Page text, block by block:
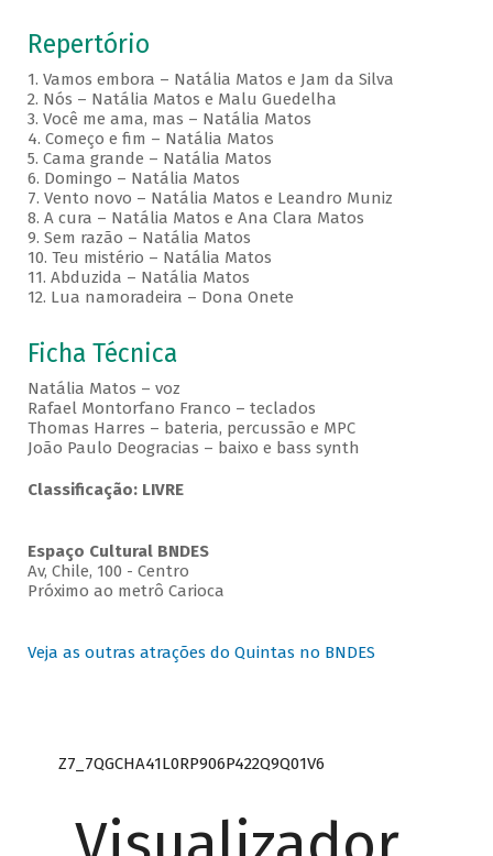
Repertório
1. Vamos embora – Natália Matos e Jam da Silva
2. Nós – Natália Matos e Malu Guedelha
3. Você me ama, mas – Natália Matos
4. Começo e fim – Natália Matos
5. Cama grande – Natália Matos
6. Domingo – Natália Matos
7. Vento novo – Natália Matos e Leandro Muniz
8. A cura – Natália Matos e Ana Clara Matos
9. Sem razão – Natália Matos
10. Teu mistério – Natália Matos
11. Abduzida – Natália Matos
12. Lua namoradeira – Dona Onete
Ficha Técnica
Natália Matos – voz
Rafael Montorfano Franco – teclados
Thomas Harres – bateria, percussão e MPC
João Paulo Deogracias – baixo e bass synth
Classificação: LIVRE
Espaço Cultural BNDES
Av, Chile, 100 - Centro
Próximo ao metrô Carioca
Veja as outras atrações do Quintas no BNDES
Z7_7QGCHA41L0RP906P422Q9Q01V6